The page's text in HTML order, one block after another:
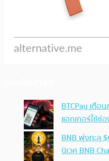
BTCPay เตือ
แฮกเกอร์ใช้ช่
BNB พุ่งทะลุ
นิเวศ BNB